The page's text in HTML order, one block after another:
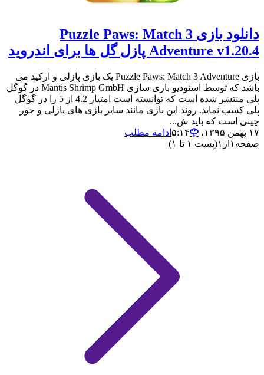
دانلود بازی Puzzle Paws: Match 3
Adventure v1.20.4 پازل گل ها برای اندروید
بازی Puzzle Paws: Match 3 Adventure یک بازی پازلی و ارکید می
باشد که توسط استودیو بازی سازی Mantis Shrimp GmbH در گوگل
پلی منتشر شده است که توانسته است امتیاز 4.2 از 5 را در گوگل
پلی کسب نماید. روند این بازی مانند سایر بازی های پازلی و جور
چینی است که باید ش...
۱۷ بهمن ۱۳۹۵،‏ ۵:۱۴
ادامه مطلب
صفحه ۱ از ۱(پست ۱ تا ۱)